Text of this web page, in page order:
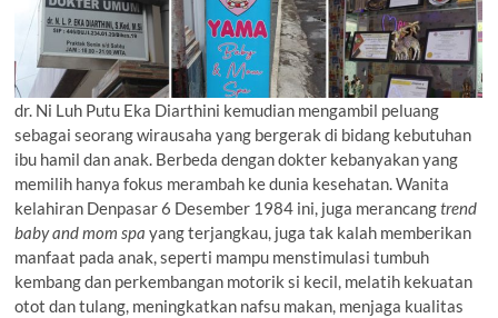
dr. Ni Luh Putu Eka Diarthini kemudian mengambil peluang
sebagai seorang wirausaha yang bergerak di bidang kebutuhan
ibu hamil dan anak. Berbeda dengan dokter kebanyakan yang
memilih hanya fokus merambah ke dunia kesehatan. Wanita
kelahiran Denpasar 6 Desember 1984 ini, juga merancangtrend
baby and mom spa yang terjangkau, juga tak kalah memberikan
manfaat pada anak, seperti mampu menstimulasi tumbuh
kembang dan perkembangan motorik si kecil, melatih kekuatan
otot dan tulang, meningkatkan nafsu makan, menjaga kualitas